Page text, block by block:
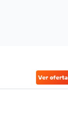
Ver oferta